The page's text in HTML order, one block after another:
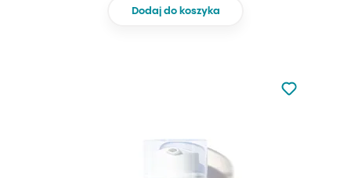
Dodaj do koszyka
Nie dodano
Dodaj do